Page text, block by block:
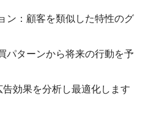
ン：顧客を類似した特性のグ
パターンから将来の行動を予
効果を分析し最適化します